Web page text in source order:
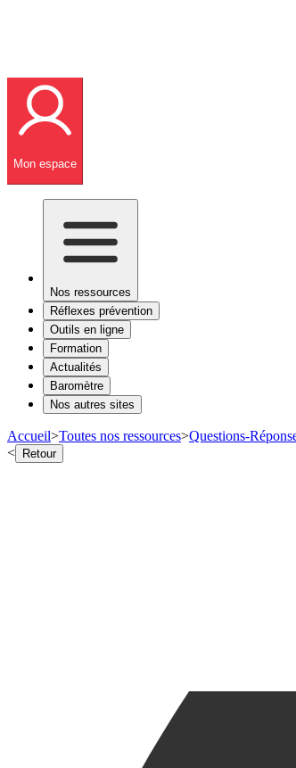
Mon espace
Nos ressources
Réflexes prévention
Outils en ligne
Formation
Actualités
Baromètre
Nos autres sites
Accueil>Toutes nos ressources>Questions-
< Retour